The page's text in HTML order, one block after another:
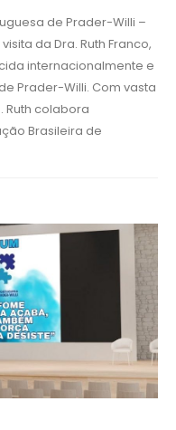
de Prader-Willi –
da Dra. Ruth Franco,
internacionalmente e
Prader-Willi. Com vasta
Ruth colabora
Brasileira de